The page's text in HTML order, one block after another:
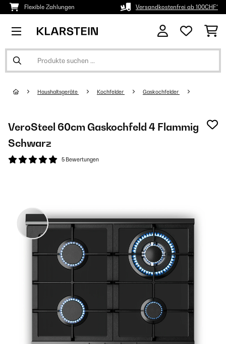
Flexible Zahlungen Versandkostenfrei ab 100CHF*
Haushaltsgeräte Kochfelder Gaskochfelder
VeroSteel 60cm Gaskochfeld 4 Flammig
Schwarz
5 Bewertungen